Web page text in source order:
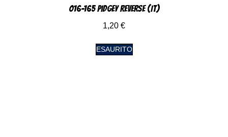
016-165 Pidgey Reverse (IT)
1,20 €
ESAURITO